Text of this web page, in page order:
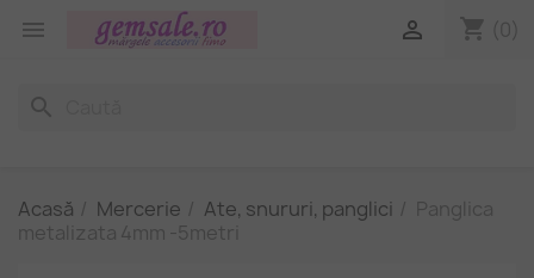
 shopping_cart (0)

search
Acasă Mercerie Ate, snururi, panglici
Panglica
metalizata 4mm -5metri